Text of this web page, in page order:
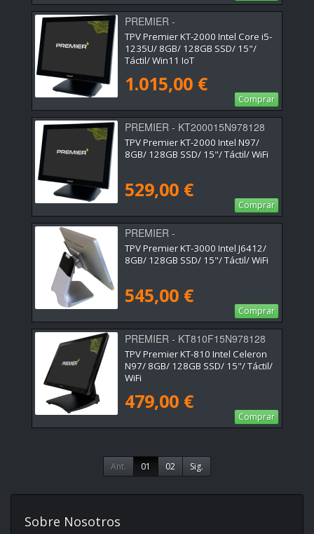
PREMIER -
KT200015I51235U8128W11
TPV Premier KT-2000 Intel Core i5-
1235U/ 8GB/ 128GB SSD/ 15"/
Táctil/ Win11 IoT
1.015,00 €
Comprar
PREMIER - KT200015N978128
TPV Premier KT-2000 Intel N97/
8GB/ 128GB SSD/ 15"/ Táctil/ WiFi
529,00 €
Comprar
PREMIER -
KT300015CJ64128128WF
TPV Premier KT-3000 Intel J6412/
8GB/ 128GB SSD/ 15"/ Táctil/ WiFi
545,00 €
Comprar
PREMIER - KT810F15N978128
TPV Premier KT-810 Intel Celeron
N97/ 8GB/ 128GB SSD/ 15"/ Táctil/
WiFi
479,00 €
Comprar
Ant. 01 02 Sig.
Sobre Nosotros